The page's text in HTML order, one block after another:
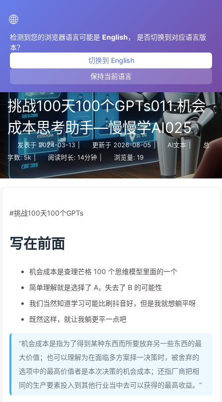
🌐
检测到您的浏览器语言可能是 English， 是否切换到对应语言版
本？
切换到 English
保持当前语言
挑战100天100个GPTs011.机会
成本思考助手—慢慢学AI025
发表于 2024-03-13 更新于 2026-08-05 | AI文本
总
字数: 5k | 阅读时长: 14分钟 浏览量: 19
#挑战100天100个GPTs
写在前面
机会成本是查理芒格 100 个思维模型里面的一个
简单理解就是选择了 A，失去了 B 的可能性
我们当然知道学习可能比刷抖音好，但是我就想躺平呀
既然这样，就让我躺更平一点吧
“机会成本是指为了得到某种东西而所要放弃另一些东西的最
大价值；也可以理解为在面临多方案择一决策时，被舍弃的
选项中的最高价值者是本次决策的机会成本；还指厂商把相
同的生产要素投入到其他行业当中去可以获得的最高收益。”